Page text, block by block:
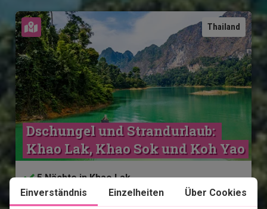
Thailand
Karte ansehen
Dschungel und Strandurlaub:
Khao Lak, Khao Sok und Koh Yao
5 Nächte in Khao Lak
2 Nächte im Khao Sok Nationalpark
Einverständnis Einzelheiten Über Cookies